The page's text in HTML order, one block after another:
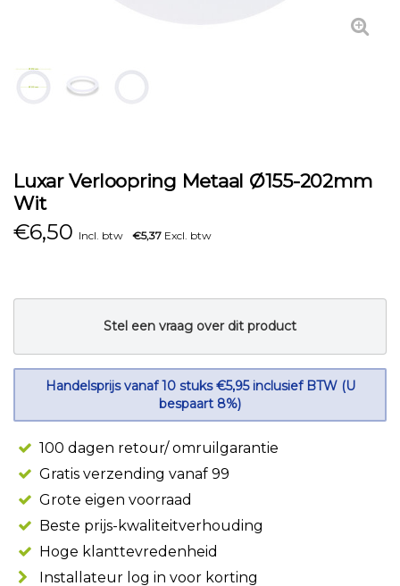
Luxar Verloopring Metaal Ø155-202mm
Wit
€6,50 Incl. btw €5,37 Excl. btw
Stel een vraag over dit product
Handelsprijs vanaf 10 stuks €5,95 inclusief BTW (U
bespaart 8%)
100 dagen retour/ omruilgarantie
Gratis verzending vanaf 99
Grote eigen voorraad
Beste prijs-kwaliteitverhouding
Hoge klanttevredenheid
Installateur log in voor korting